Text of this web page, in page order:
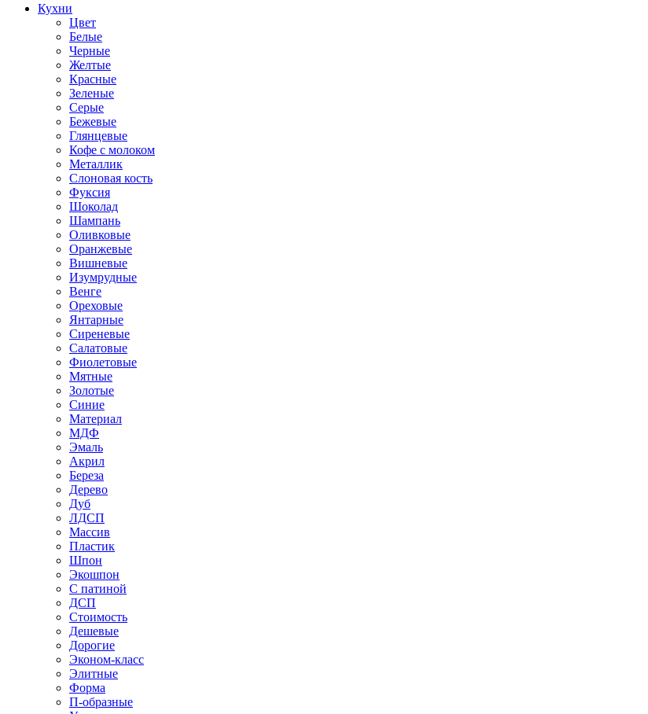
Кухни
Цвет
Белые
Черные
Желтые
Красные
Зеленые
Серые
Бежевые
Глянцевые
Кофе с молоком
Металлик
Слоновая кость
Фуксия
Шоколад
Шампань
Оливковые
Оранжевые
Вишневые
Изумрудные
Венге
Ореховые
Янтарные
Сиреневые
Салатовые
Фиолетовые
Мятные
Золотые
Синие
Материал
МДФ
Эмаль
Акрил
Береза
Дерево
Дуб
ЛДСП
Массив
Пластик
Шпон
Экошпон
С патиной
ДСП
Стоимость
Дешевые
Дорогие
Эконом-класс
Элитные
Форма
П-образные